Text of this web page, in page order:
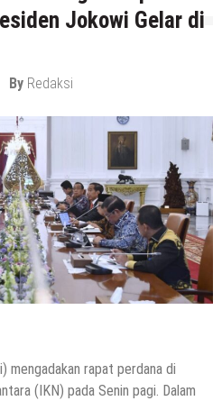
Jokowi Gelar di
By Redaksi
mengadakan rapat perdana di
(IKN) pada Senin pagi. Dalam